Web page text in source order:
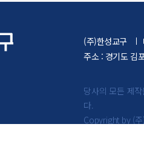
(주)한성교구
주소 : 경기도 김
당사의 모든 제
다.
Copyright by (